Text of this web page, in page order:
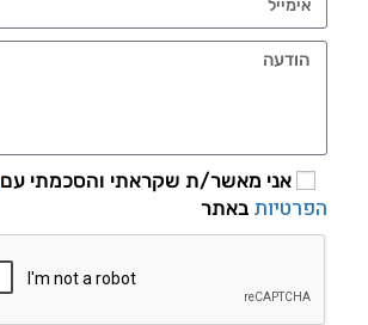
אני מאשר/ת שקראתי והסכמתי עם
הפרטיות באתר